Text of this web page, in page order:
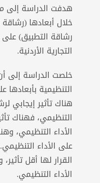
هدفت الدراسة إلى
خلال أبعادها (رشاقة
رشاقة التطبيق) على
التجارية الأردنية.
خلصت الدراسة إلى أن
التنظيمية بأبعادها
هناك تأثير إيجابي
التنظيمي، فهناك
الأداء التنظيمي،
على الأداء
القرار لها أقل
الأداء التنظيمي.